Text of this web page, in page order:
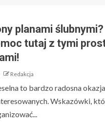
planami ślubnymi?
tutaj z tymi
Redakcja
to bardzo radosna
Wskazówki,